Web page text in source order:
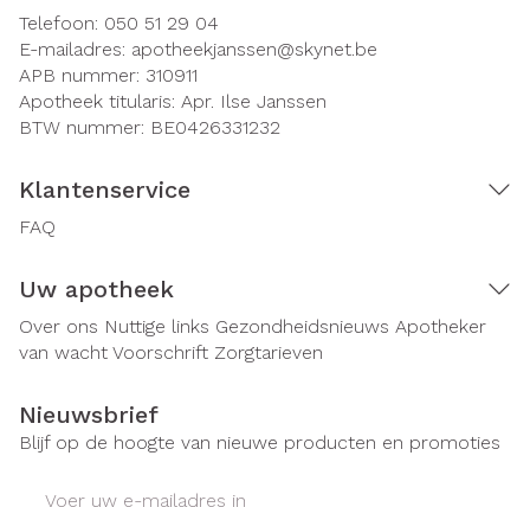
Telefoon: 050 51 29 04
E-mailadres: apotheekjanssen@skynet.be
APB nummer: 310911
Apotheek titularis: Apr. Ilse Janssen
BTW nummer: BE0426331232
Klantenservice
FAQ
Uw apotheek
Over ons Nuttige links Gezondheidsnieuws Apotheker
van wacht Voorschrift Zorgtarieven
Nieuwsbrief
Blijf op de hoogte van nieuwe producten en promoties